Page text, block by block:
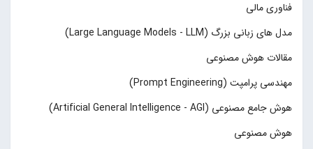
فناوری مالی
مدل های زبانی بزرگ (Large Language Models - LLM)
مقالات هوش مصنوعی
مهندسی پرامپت (Prompt Engineering)
هوش جامع مصنوعی (Artificial General Intelligence - AGI)
هوش مصنوعی